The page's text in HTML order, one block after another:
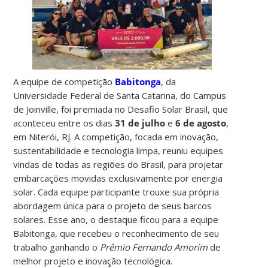
A equipe de competição Babitonga, da
Universidade Federal de Santa Catarina, do Campus
de Joinville, foi premiada no Desafio Solar Brasil, que
aconteceu entre os dias 31 de julho e 6 de agosto,
em Niterói, RJ. A competição, focada em inovação,
sustentabilidade e tecnologia limpa, reuniu equipes
vindas de todas as regiões do Brasil, para projetar
embarcações movidas exclusivamente por energia
solar. Cada equipe participante trouxe sua própria
abordagem única para o projeto de seus barcos
solares. Esse ano, o destaque ficou para a equipe
Babitonga, que recebeu o reconhecimento de seu
trabalho ganhando o Prêmio Fernando Amorim de
melhor projeto e inovação tecnológica.